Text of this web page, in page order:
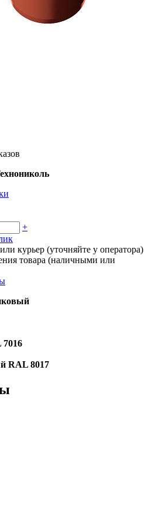
+
курьер (уточняйте у оператора)
товара (наличными или
RAL 8017